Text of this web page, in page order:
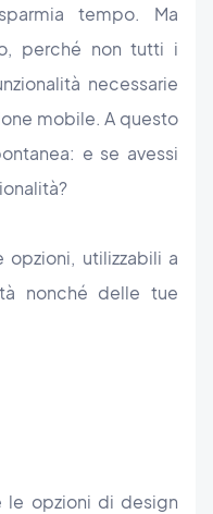
tempo. Ma
perché non tutti i
necessarie
mobile. A questo
e se avessi
opzioni, utilizzabili a
nonché delle tue
le opzioni di design